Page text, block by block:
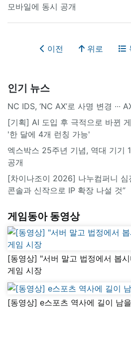
모바일에 동시 공개
이전 위로
인기 뉴스
NC IDS, ‘NC AX’로 사명 변경 ∙∙∙
[기획] AI 도입 후 극적으로 바뀐
'한 달에 4개 런칭 가능'
엑스박스 25주년 기념, 역대 기기
공개
[차이나조이 2026] 나누컴퍼니 심
콘솔과 신작으로 IP 확장 나설 것”
게임동아 동영상
[동영상] "서버 말고 법정에서 봅
게임 시장
[동영상] e스포츠 역사에 길이 남